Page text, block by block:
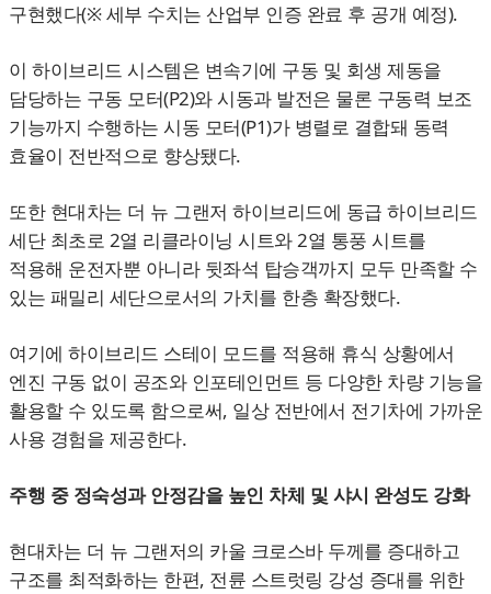
구현했다(※ 세부 수치는 산업부 인증 완료 후 공개 예정).
이 하이브리드 시스템은 변속기에 구동 및 회생 제동을
담당하는 구동 모터(P2)와 시동과 발전은 물론 구동력 보조
기능까지 수행하는 시동 모터(P1)가 병렬로 결합돼 동력
효율이 전반적으로 향상됐다.
또한 현대차는 더 뉴 그랜저 하이브리드에 동급 하이브리드
세단 최초로 2열 리클라이닝 시트와 2열 통풍 시트를
적용해 운전자뿐 아니라 뒷좌석 탑승객까지 모두 만족할 수
있는 패밀리 세단으로서의 가치를 한층 확장했다.
여기에 하이브리드 스테이 모드를 적용해 휴식 상황에서
엔진 구동 없이 공조와 인포테인먼트 등 다양한 차량 기능을
활용할 수 있도록 함으로써, 일상 전반에서 전기차에 가까운
사용 경험을 제공한다.
주행 중 정숙성과 안정감을 높인 차체 및 샤시 완성도 강화
현대차는 더 뉴 그랜저의 카울 크로스바 두께를 증대하고
구조를 최적화하는 한편, 전륜 스트럿링 강성 증대를 위한